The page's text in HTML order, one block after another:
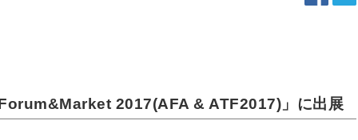
2017(AFA & ATF2017)」に出展